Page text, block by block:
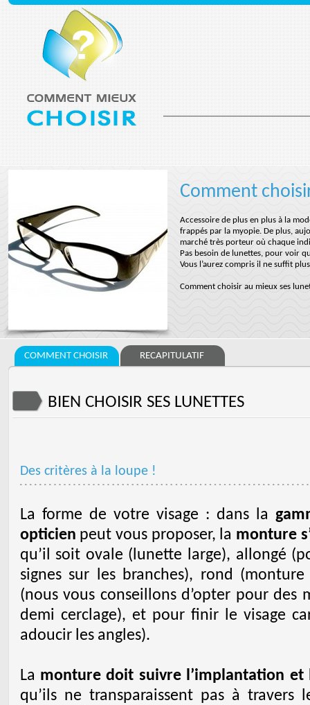
Comment
Accessoire de plus en plus à la
frappés par la myopie. De plus,
marché très porteur où chaque
Pas besoin de lunettes, pour voir
Vous l’aurez compris il ne suffit
Comment choisir au mieux ses
COMMENT CHOISIR RECAPITULATIF
BIEN CHOISIR SES LUNETTES
Des critères à la loupe !
La forme de votre visage : dans la
opticien peut vous proposer, la monture
qu’il soit ovale (lunette large), allongé
signes sur les branches), rond
(nous vous conseillons d’opter pour
demi cerclage), et pour finir le visage
adoucir les angles).
La monture doit suivre l’implantation et
qu’ils ne transparaissent pas à travers